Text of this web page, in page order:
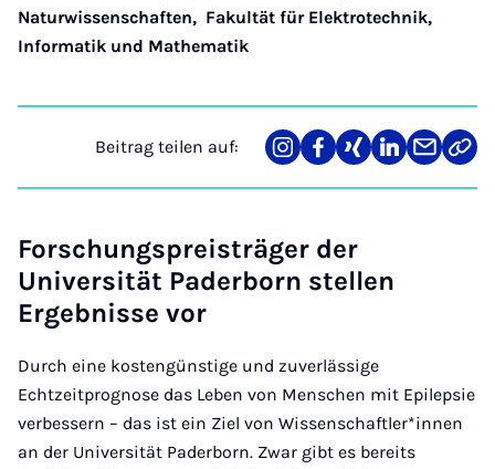
Naturwissenschaften, Fakultät für Elektrotechnik,
Informatik und Mathematik
Beitrag teilen auf:
Teilen
auf
Teilen
auf
Teilen
auf
Teilen
auf
Teilen
über
Link
Forschungspreisträger der
Universität Paderborn stellen
Ergebnisse vor
Durch eine kostengünstige und zuverlässige
Echtzeitprognose das Leben von Menschen mit Epilepsie
verbessern – das ist ein Ziel von Wissenschaftler*innen
an der Universität Paderborn. Zwar gibt es bereits